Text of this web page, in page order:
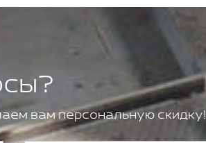
вам персональную скидку!